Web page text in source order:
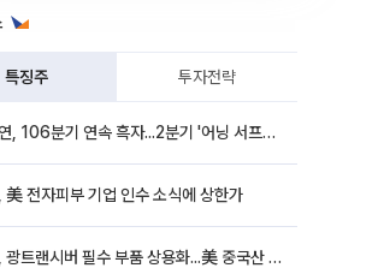
특징주 투자전략
고려아연, 106분기 연속 흑자...2분기 '어닝 서프라이즈'에 장 초반 12%대 강세
美 전자피부 기업 인수 소식에 상한가
우리로, 광트랜시버 필수 부품 상용화...美 중국산 퇴출 추진에 상승세